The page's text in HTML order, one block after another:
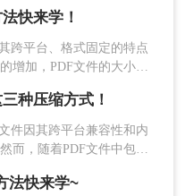
作了吧。如果有疑问
的内容，希望对你有
PDF文档进行压缩是非常
压缩方法。一起看看怎么
快来学！
跨平台、格式固定的特点
增加，PDF文件的大小也
成为了一项实用的技能。
方法，帮助用户轻松减小
种压缩方式！
件因其跨平台兼容性和内
而，随着PDF文件中包含
压缩pdf大小呢？为了解决
法快来学~